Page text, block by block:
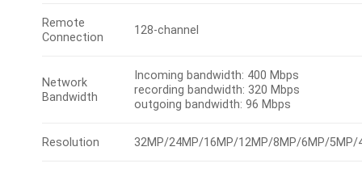
Remote
Connection
128-channel
Network
Bandwidth
Incoming bandwidth: 400 Mbps
recording bandwidth: 320 Mbps
outgoing bandwidth: 96 Mbps
Resolution 32MP/24MP/16MP/12MP/8MP/6MP/